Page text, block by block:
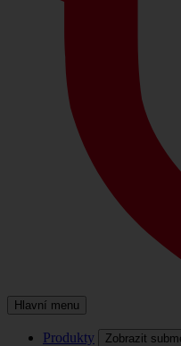
Hlavní menu
Produkty Zobrazit